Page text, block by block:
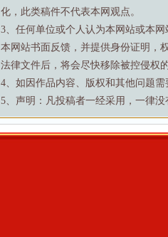
化，此类稿件不代表本网观点。
3、任何单位或个人认为本网站或本
本网站书面反馈，并提供身份证明，
法律文件后，将会尽快移除被控侵权
4、如因作品内容、版权和其他问题需
5、声明：凡投稿者一经采用，一律没